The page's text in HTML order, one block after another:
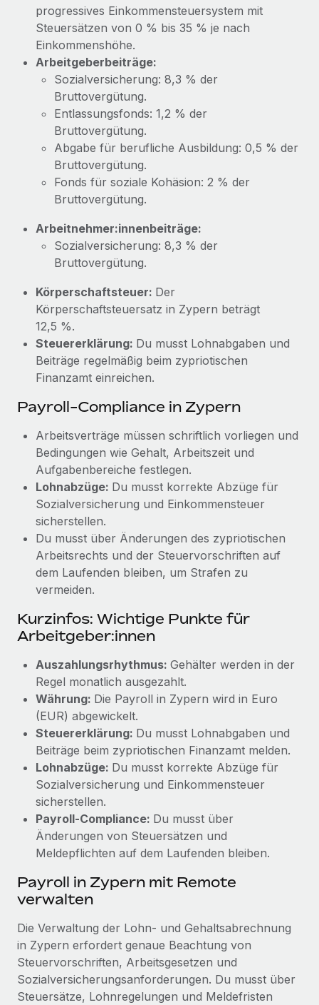
Mehr erfahren
progressives Einkommensteuersystem mit
Steuersätzen von 0 % bis 35 % je nach
Einkommenshöhe.
Arbeitgeberbeiträge:
Sozialversicherung: 8,3 % der
Bruttovergütung.
Entlassungsfonds: 1,2 % der
Bruttovergütung.
Abgabe für berufliche Ausbildung: 0,5 % der
Bruttovergütung.
Fonds für soziale Kohäsion: 2 % der
Bruttovergütung.
Arbeitnehmer:innenbeiträge:
Sozialversicherung: 8,3 % der
Bruttovergütung.
Körperschaftsteuer: Der
Körperschaftsteuersatz in Zypern beträgt
12,5 %.
Steuererklärung: Du musst Lohnabgaben und
Beiträge regelmäßig beim zypriotischen
Finanzamt einreichen.
Payroll-Compliance in Zypern
Arbeitsverträge müssen schriftlich vorliegen und
Bedingungen wie Gehalt, Arbeitszeit und
Aufgabenbereiche festlegen.
Lohnabzüge: Du musst korrekte Abzüge für
Sozialversicherung und Einkommensteuer
sicherstellen.
Du musst über Änderungen des zypriotischen
Arbeitsrechts und der Steuervorschriften auf
dem Laufenden bleiben, um Strafen zu
vermeiden.
Kurzinfos: Wichtige Punkte für
Arbeitgeber:innen
Auszahlungsrhythmus: Gehälter werden in der
Regel monatlich ausgezahlt.
Währung: Die Payroll in Zypern wird in Euro
(EUR) abgewickelt.
Steuererklärung: Du musst Lohnabgaben und
Beiträge beim zypriotischen Finanzamt melden.
Lohnabzüge: Du musst korrekte Abzüge für
Sozialversicherung und Einkommensteuer
sicherstellen.
Payroll-Compliance: Du musst über
Änderungen von Steuersätzen und
Meldepflichten auf dem Laufenden bleiben.
Payroll in Zypern mit Remote
verwalten
Die Verwaltung der Lohn- und Gehaltsabrechnung
in Zypern erfordert genaue Beachtung von
Steuervorschriften, Arbeitsgesetzen und
Sozialversicherungsanforderungen. Du musst über
Steuersätze, Lohnregelungen und Meldefristen